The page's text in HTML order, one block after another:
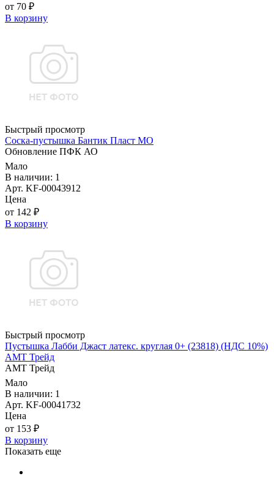
от 70 ₽
В корзину
Быстрый просмотр
Соска-пустышка Бантик Пласт МО
Обновление ПФК АО
Мало
В наличии: 1
Арт. KF-00043912
Цена
от 142 ₽
В корзину
Быстрый просмотр
Пустышка Лабби Джаст латекс. круглая 0+ (23818) (НДС 10%)
АМТ Трейд
АМТ Трейд
Мало
В наличии: 1
Арт. KF-00041732
Цена
от 153 ₽
В корзину
Показать еще